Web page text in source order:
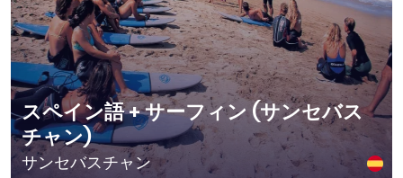
スペイン語 + サーフィン (サンセバス
チャン)
サンセバスチャン